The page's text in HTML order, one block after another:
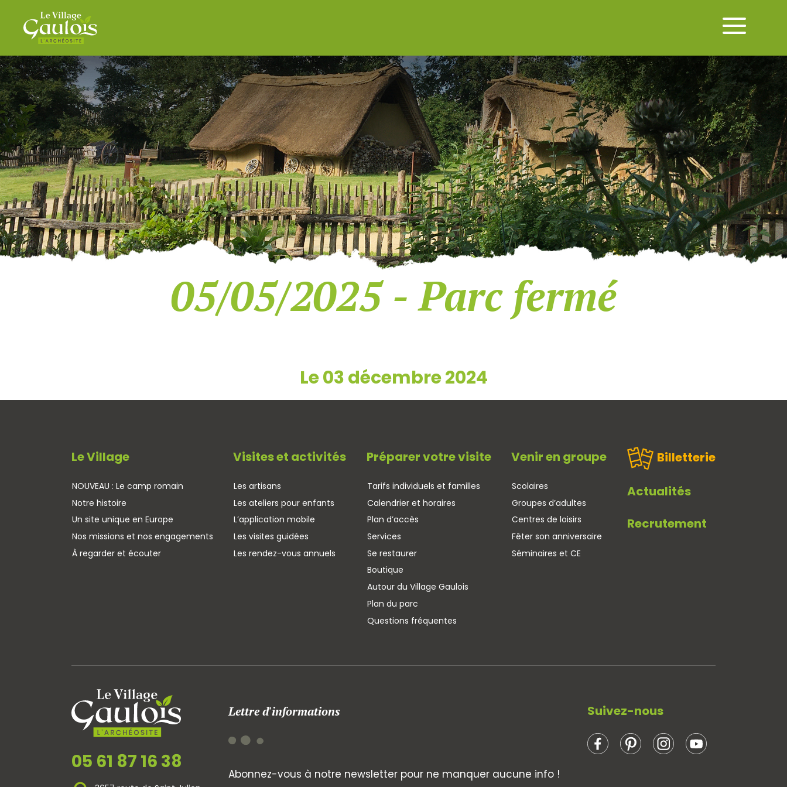
05/05/2025 - Parc fermé
Le 03 décembre 2024
Le Village
NOUVEAU : Le camp romain
Notre histoire
Un site unique en Europe
Nos missions et nos engagements
À regarder et écouter
Visites et activités
Les artisans
Les ateliers pour enfants
L’application mobile
Les visites guidées
Les rendez-vous annuels
Préparer votre visite
Tarifs individuels et familles
Calendrier et horaires
Plan d’accès
Services
Se restaurer
Boutique
Autour du Village Gaulois
Plan du parc
Questions fréquentes
Venir en groupe
Scolaires
Groupes d’adultes
Centres de loisirs
Fêter son anniversaire
Séminaires et CE
Billetterie
Actualités
Recrutement
05 61 87 16 38
Lettre d'informations
Abonnez-vous à notre newsletter pour ne manquer aucune info !
Suivez-nous